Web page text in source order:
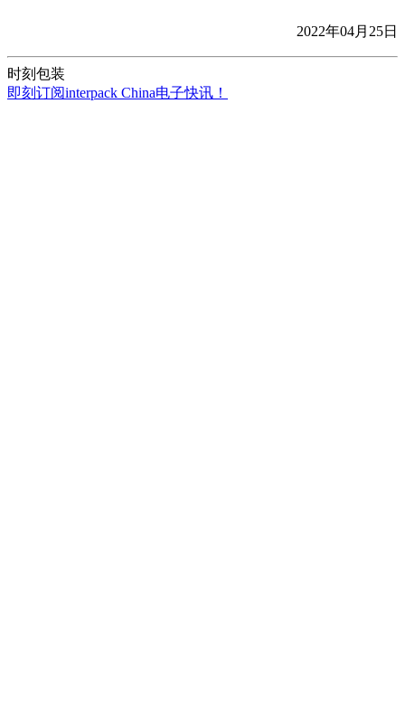
2022年04月25日
时刻包装
即刻订阅interpack China电子快讯！